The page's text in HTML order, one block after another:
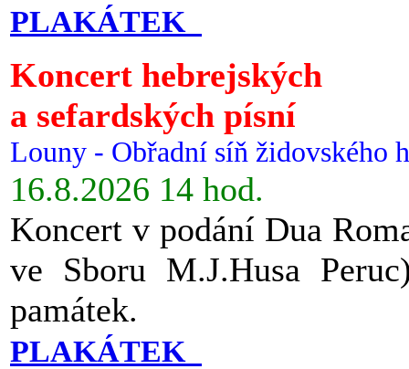
PLAKÁTEK
Koncert hebrejských
a sefardských písní
Louny - Obřadní síň židovského
16.8.2026 14 hod.
Koncert v podání Dua
ve Sboru M.J.Husa
památek.
PLAKÁTEK